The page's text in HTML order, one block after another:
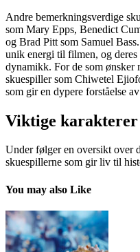
Andre bemerkningsverdige
som Mary Epps, Benedict
og Brad Pitt som Samuel
unik energi til filmen, og
dynamikk. For de som ønsker
skuespiller som Chiwetel
som gir en dypere forståelse
Viktige karakterer
Under følger en oversikt over
skuespillerne som gir liv til
You may also Like